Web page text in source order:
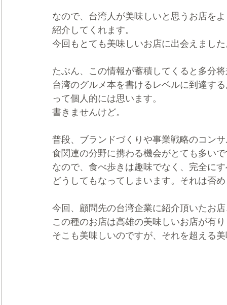
なので、台湾人が美味しいと思うお店を
紹介してくれます。
今回もとても美味しいお店に出会えまし
たぶん、この情報が蓄積してくると多分
台湾のグルメ本を書けるレベルに到達す
って個人的には思います。
書きませんけど。
普段、ブランドづくりや事業戦略のコン
食関連の分野に携わる機会がとても多い
なので、食べ歩きは趣味でなく、完全に
どうしてもなってしまいます。それは否
今回、顧問先の台湾企業に紹介頂いたお
この種のお店は高雄の美味しいお店が有
そこも美味しいのですが、それを超える